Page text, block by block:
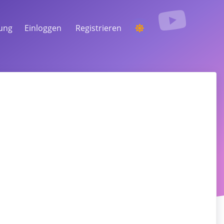
Einloggen Registrieren